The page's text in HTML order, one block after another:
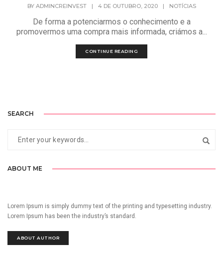
BY ADMINCREINVEST | 4 DE OUTUBRO, 2020 | NOTÍCIAS
De forma a potenciarmos o conhecimento e a
promovermos uma compra mais informada, criámos a...
CONTINUE READING
SEARCH
ABOUT ME
Lorem Ipsum is simply dummy text of the printing and typesetting industry.
Lorem Ipsum has been the industry’s standard.
ABOUT AUTHOR